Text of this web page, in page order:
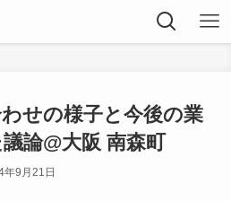
せの様子と今後の業
論@大阪 南森町
年9月21日